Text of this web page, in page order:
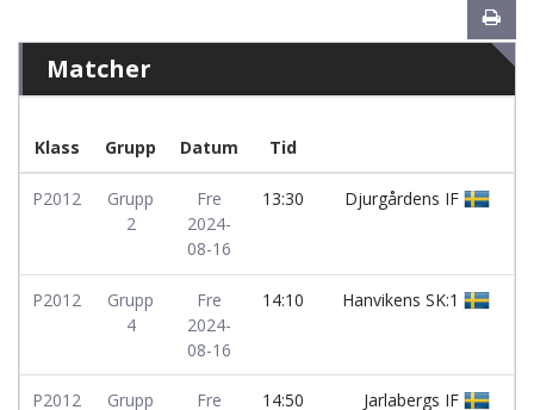
Matcher
Klass Grupp Datum Tid
P2012
Grupp
2
Fre
2024-
08-16
13:30 Djurgårdens IF
P2012
Grupp
4
Fre
2024-
08-16
14:10 Hanvikens SK:1
P2012
Grupp
Fre
14:50 Jarlabergs IF